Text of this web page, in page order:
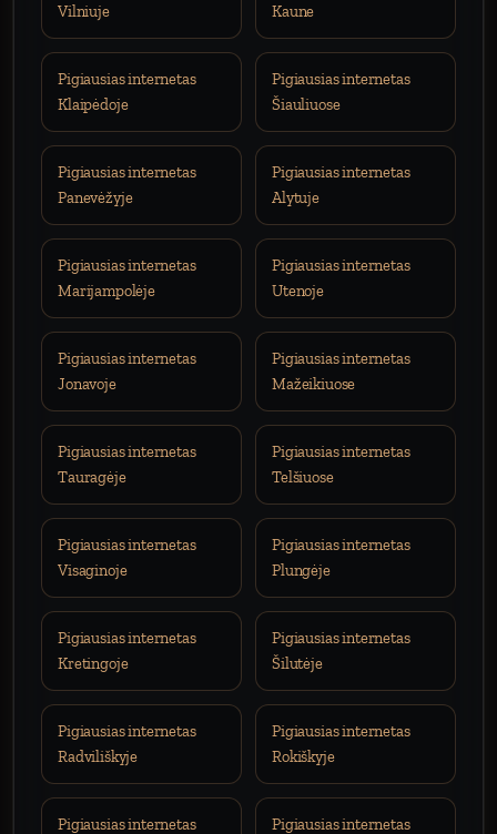
Vilniuje
Kaune
Pigiausias internetas
Klaipėdoje
Pigiausias internetas
Šiauliuose
Pigiausias internetas
Panevėžyje
Pigiausias internetas
Alytuje
Pigiausias internetas
Marijampolėje
Pigiausias internetas
Utenoje
Pigiausias internetas
Jonavoje
Pigiausias internetas
Mažeikiuose
Pigiausias internetas
Tauragėje
Pigiausias internetas
Telšiuose
Pigiausias internetas
Visaginoje
Pigiausias internetas
Plungėje
Pigiausias internetas
Kretingoje
Pigiausias internetas
Šilutėje
Pigiausias internetas
Radviliškyje
Pigiausias internetas
Rokiškyje
Pigiausias internetas
Pigiausias internetas